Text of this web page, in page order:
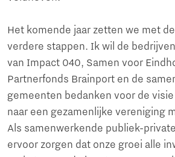
Het komende jaar zetten we met
verdere stappen. Ik wil de
van Impact 040, Samen voor
Partnerfonds Brainport en de
gemeenten bedanken voor de
naar een gezamenlijke vereniging
Als samenwerkende publiek-
ervoor zorgen dat onze groei alle